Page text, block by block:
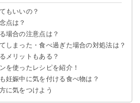
もいいの？
に気をつければ大丈夫
点は？
どによる食中毒
場合の注意点は？
まで
て十分に加熱して食べる
避ける
しまった・食べ過ぎた場合の対処法は？
メリットもある？
を使ったレシピを紹介！
ルソースがけ
妊娠中に気を付ける食べ物は？
に気をつけよう